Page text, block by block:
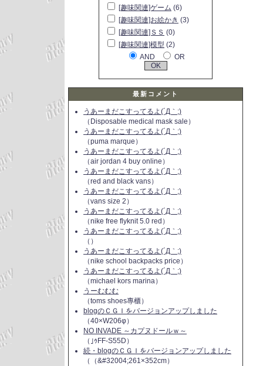
[趣味関連]ゲーム (6)
[趣味関連]お絵かき (3)
[趣味関連]ＳＳ (0)
[趣味関連]模型 (2)
AND
OR
最新コメント
うあーまだこすってるよ(´Д｀;)
（Disposable medical mask sale）
うあーまだこすってるよ(´Д｀;)
（puma marque）
うあーまだこすってるよ(´Д｀;)
（air jordan 4 buy online）
うあーまだこすってるよ(´Д｀;)
（red and black vans）
うあーまだこすってるよ(´Д｀;)
（vans size 2）
うあーまだこすってるよ(´Д｀;)
（nike free flyknit 5.0 red）
うあーまだこすってるよ(´Д｀;)
（）
うあーまだこすってるよ(´Д｀;)
（nike school backpacks price）
うあーまだこすってるよ(´Д｀;)
（michael kors marina）
うーむむむ
（toms shoes專櫃）
blogのＣＧＩをバージョンアップしました
（40×W206φ）
NO INVADE ～カプヌドールｗ～
（｣ｩFF-S55D）
続・blogのＣＧＩをバージョンアップしました
（（&#32004;261×352cm）